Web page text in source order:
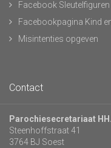
Facebook Sleutelfiguren
Facebookpagina Kind
Misintenties opgeven
Contact
Parochiesecretariaat
Steenhoffstraat 41
3764 BJ Soest